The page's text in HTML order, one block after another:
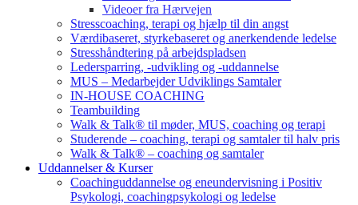
Videoer fra Hærvejen
Stresscoaching, terapi og hjælp til din angst
Værdibaseret, styrkebaseret og anerkendende ledelse
Stresshåndtering på arbejdspladsen
Ledersparring, -udvikling og -uddannelse
MUS – Medarbejder Udviklings Samtaler
IN-HOUSE COACHING
Teambuilding
Walk & Talk® til møder, MUS, coaching og terapi
Studerende – coaching, terapi og samtaler til halv pris
Walk & Talk® – coaching og samtaler
Uddannelser & Kurser
Coachinguddannelse og eneundervisning i Positiv
Psykologi, coachingpsykologi og ledelse